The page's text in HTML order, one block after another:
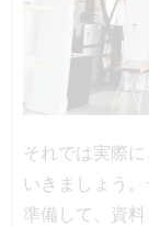
それでは実際
いきましょう
準備して、資